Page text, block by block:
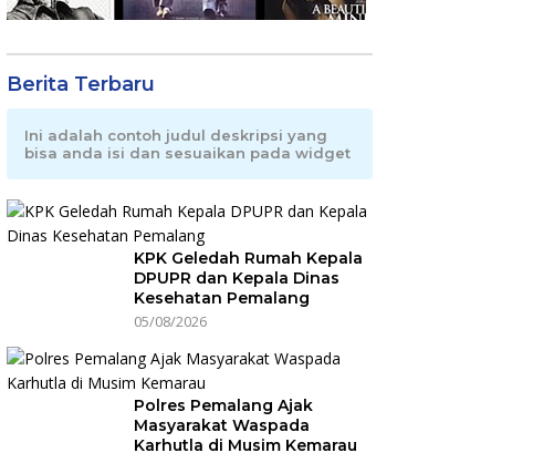
Berita Terbaru
Ini adalah contoh judul deskripsi yang
bisa anda isi dan sesuaikan pada widget
KPK Geledah Rumah Kepala
DPUPR dan Kepala Dinas
Kesehatan Pemalang
05/08/2026
Polres Pemalang Ajak
Masyarakat Waspada
Karhutla di Musim Kemarau